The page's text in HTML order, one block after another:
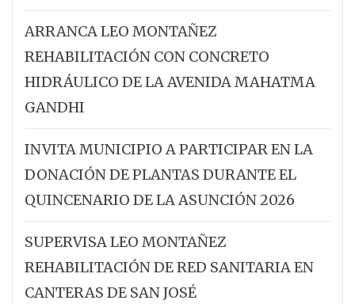
ARRANCA LEO MONTAÑEZ
REHABILITACIÓN CON CONCRETO
HIDRÁULICO DE LA AVENIDA MAHATMA
GANDHI
INVITA MUNICIPIO A PARTICIPAR EN LA
DONACIÓN DE PLANTAS DURANTE EL
QUINCENARIO DE LA ASUNCIÓN 2026
SUPERVISA LEO MONTAÑEZ
REHABILITACIÓN DE RED SANITARIA EN
CANTERAS DE SAN JOSÉ